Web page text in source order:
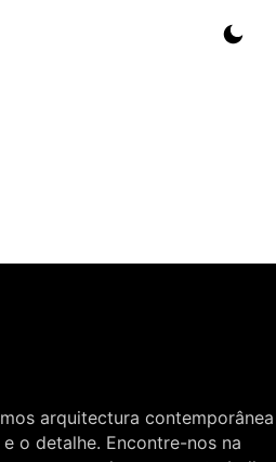
arquitectura contemporânea
o detalhe. Encontre-nos na